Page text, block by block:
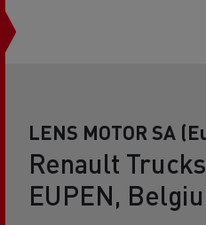
LENS MOTOR SA
Renault
EUPEN,